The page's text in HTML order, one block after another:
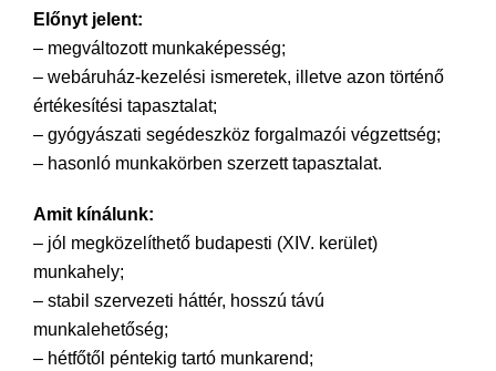
Előnyt jelent:
– megváltozott munkaképesség;
– webáruház-kezelési ismeretek, illetve azon történő
értékesítési tapasztalat;
– gyógyászati segédeszköz forgalmazói végzettség;
– hasonló munkakörben szerzett tapasztalat.
Amit kínálunk:
– jól megközelíthető budapesti (XIV. kerület)
munkahely;
– stabil szervezeti háttér, hosszú távú
munkalehetőség;
– hétfőtől péntekig tartó munkarend;